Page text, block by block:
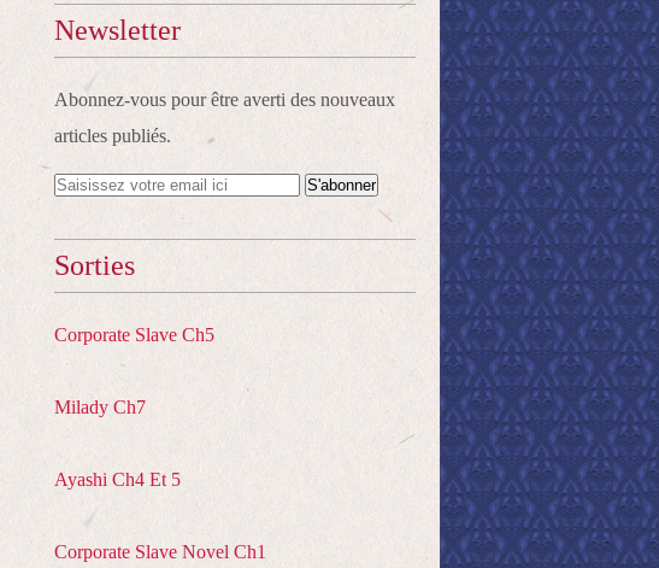
Newsletter
Abonnez-vous pour être averti des nouveaux
articles publiés.
Sorties
Corporate Slave Ch5
Milady Ch7
Ayashi Ch4 Et 5
Corporate Slave Novel Ch1